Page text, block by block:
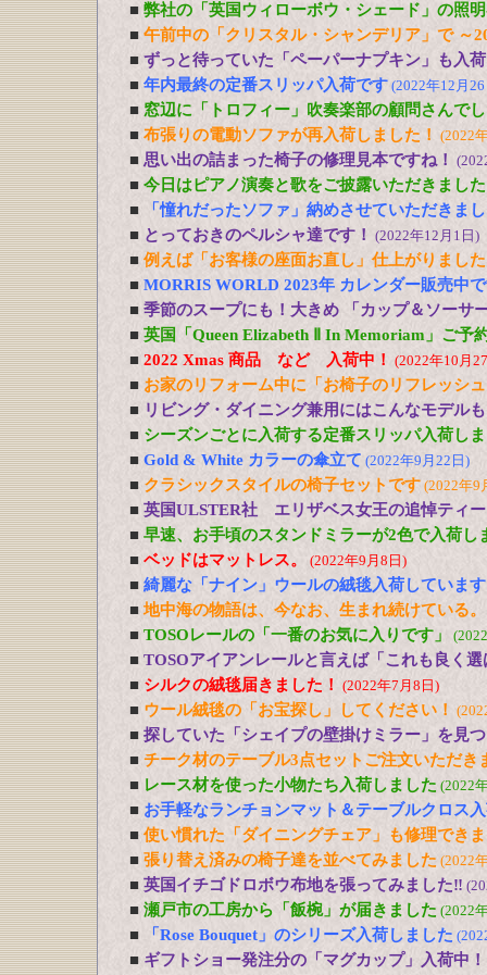
■ 弊社の「英国ウィローボウ・シェード」の照
■ 午前中の「クリスタル・シャンデリア」で ～
■ ずっと待っていた「ペーパーナプキン」も入
■ 年内最終の定番スリッパ入荷です (2022年12月
■ 窓辺に「トロフィー」吹奏楽部の顧問さんで
■ 布張りの電動ソファが再入荷しました！ (2022
■ 思い出の詰まった椅子の修理見本ですね！
■ 今日はピアノ演奏と歌をご披露いただきまし
■
「憧れだったソファ」納めさせていただきま
■ とっておきのペルシャ達です！ (2022年12月1日)
■ 例えば「お客様の座面お直し」仕上がりました
■ MORRIS WORLD 2023年 カレンダー販売中
■ 季節のスープにも！大きめ 「カップ＆ソーサ
■ 英国「Queen Elizabeth Ⅱ In Memoriam」ご予
■ 2022 Xmas 商品 など 入荷中！ (2022年10月
■ お家のリフォーム中に「お椅子のリフレッシ
■ リビング・ダイニング兼用にはこんなモデルも
■ シーズンごとに入荷する定番スリッパ入荷し
■ Gold & White カラーの傘立て (2022年9月22日)
■ クラシックスタイルの椅子セットです (2022年9
■ 英国ULSTER社 エリザベス女王の追悼ティ
■ 早速、お手頃のスタンドミラーが2色で入荷し
■ ベッドはマットレス。 (2022年9月8日)
■ 綺麗な「ナイン」ウールの絨毯入荷しています
■ 地中海の物語は、今なお、生まれ続けている
■ TOSOレールの「一番のお気に入りです」
■ TOSOアイアンレールと言えば「これも良く
■ シルクの絨毯届きました！ (2022年7月8日)
■ ウール絨毯の「お宝探し」してください！
■ 探していた「シェイプの壁掛けミラー」を見
■ チーク材のテーブル3点セットご注文いただき
■ レース材を使った小物たち入荷しました (2022
■ お手軽なランチョンマット＆テーブルクロス
■ 使い慣れた「ダイニングチェア」も修理でき
■ 張り替え済みの椅子達を並べてみました (2022
■ 英国イチゴドロボウ布地を張ってみました‼
■ 瀬戸市の工房から「飯椀」が届きました (2022
■ 「Rose Bouquet」のシリーズ入荷しました
■ ギフトショー発注分の「マグカップ」入荷中！